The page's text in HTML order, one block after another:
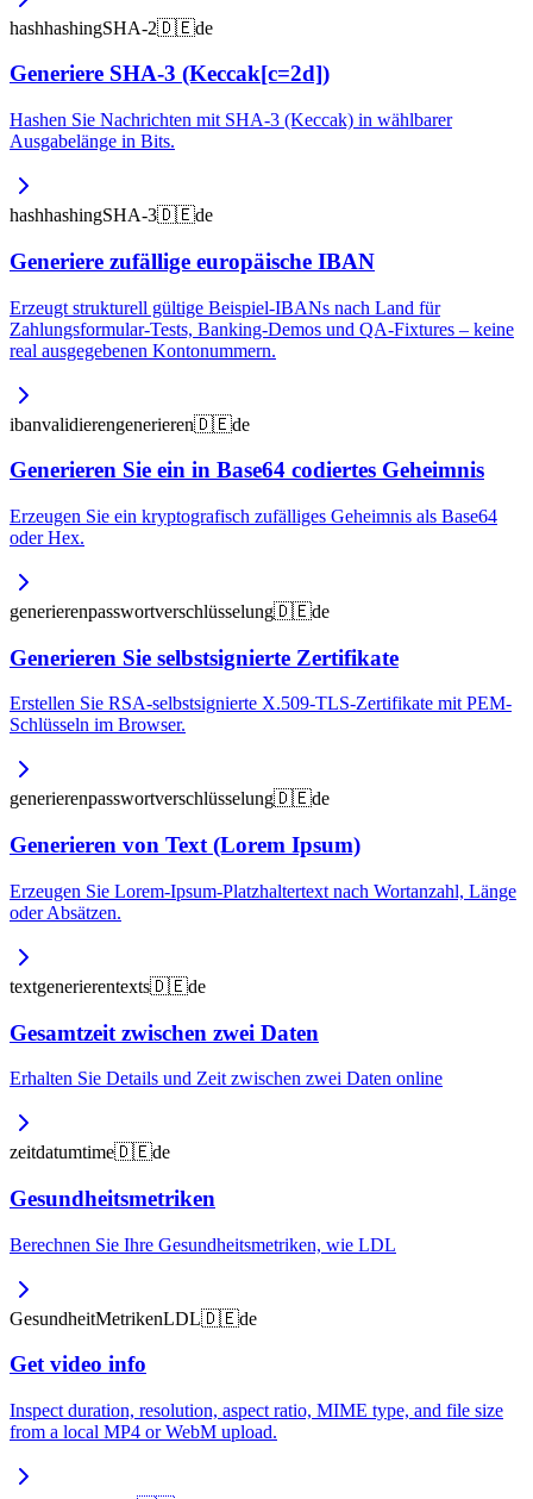
hashhashingSHA-2🇩🇪de
Generiere SHA-3 (Keccak[c=2d])
Hashen Sie Nachrichten mit SHA-3 (Keccak) in wählbarer
Ausgabelänge in Bits.
hashhashingSHA-3🇩🇪de
Generiere zufällige europäische IBAN
Erzeugt strukturell gültige Beispiel-IBANs nach Land für
Zahlungsformular-Tests, Banking-Demos und QA-Fixtures – keine
real ausgegebenen Kontonummern.
ibanvalidierengenerieren🇩🇪de
Generieren Sie ein in Base64 codiertes Geheimnis
Erzeugen Sie ein kryptografisch zufälliges Geheimnis als Base64
oder Hex.
generierenpasswortverschlüsselung🇩🇪de
Generieren Sie selbstsignierte Zertifikate
Erstellen Sie RSA-selbstsignierte X.509-TLS-Zertifikate mit PEM-
Schlüsseln im Browser.
generierenpasswortverschlüsselung🇩🇪de
Generieren von Text (Lorem Ipsum)
Erzeugen Sie Lorem-Ipsum-Platzhaltertext nach Wortanzahl, Länge
oder Absätzen.
textgenerierentexts🇩🇪de
Gesamtzeit zwischen zwei Daten
Erhalten Sie Details und Zeit zwischen zwei Daten online
zeitdatumtime🇩🇪de
Gesundheitsmetriken
Berechnen Sie Ihre Gesundheitsmetriken, wie LDL
GesundheitMetrikenLDL🇩🇪de
Get video info
Inspect duration, resolution, aspect ratio, MIME type, and file size
from a local MP4 or WebM upload.